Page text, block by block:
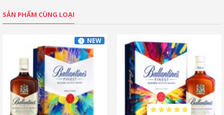
SẢN PHẨM CÙNG LOẠI
NEW